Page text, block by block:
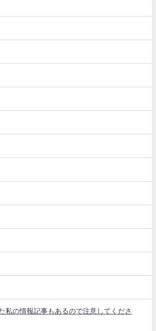
私の情報記事もあるので注意してくださ